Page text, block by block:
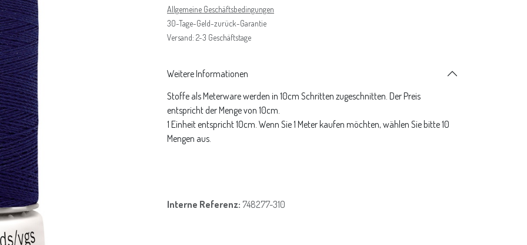
Allgemeine Geschäftsbedingungen
30-Tage-Geld-zurück-Garantie
Versand: 2-3 Geschäftstage
Weitere Informationen
Stoffe als Meterware werden in 10cm Schritten zugeschnitten. Der Preis
entspricht der Menge von 10cm.
1 Einheit entspricht 10cm. Wenn Sie 1 Meter kaufen möchten, wählen Sie bitte 10
Mengen aus.
Interne Referenz: 748277-310